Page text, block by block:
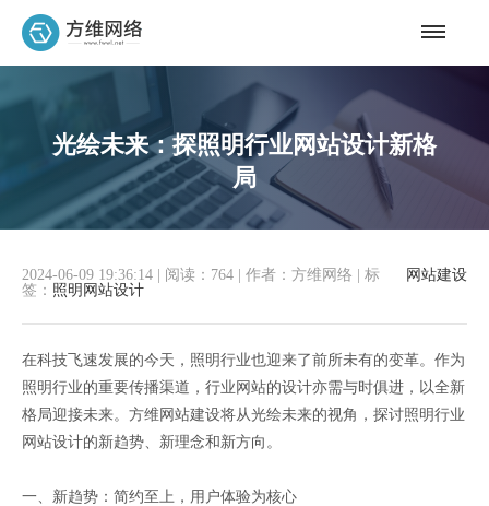
光绘未来：探照明行业网站设计新格
局
网站建设
2024-06-09 19:36:14 阅读：764 作者：方维网络
标
签： 照明网站设计
在科技飞速发展的今天，照明行业也迎来了前所未有的变革。作为
照明行业的重要传播渠道，行业网站的设计亦需与时俱进，以全新
格局迎接未来。方维网站建设将从光绘未来的视角，探讨照明行业
网站设计的新趋势、新理念和新方向。
一、新趋势：简约至上，用户体验为核心